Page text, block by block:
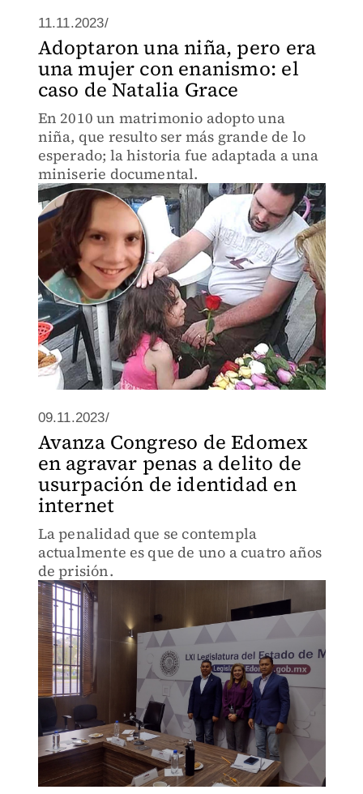
11.11.2023/
Adoptaron una niña, pero era
una mujer con enanismo: el
caso de Natalia Grace
En 2010 un matrimonio adopto una
niña, que resulto ser más grande de lo
esperado; la historia fue adaptada a una
miniserie documental.
09.11.2023/
Avanza Congreso de Edomex
en agravar penas a delito de
usurpación de identidad en
internet
La penalidad que se contempla
actualmente es que de uno a cuatro años
de prisión.